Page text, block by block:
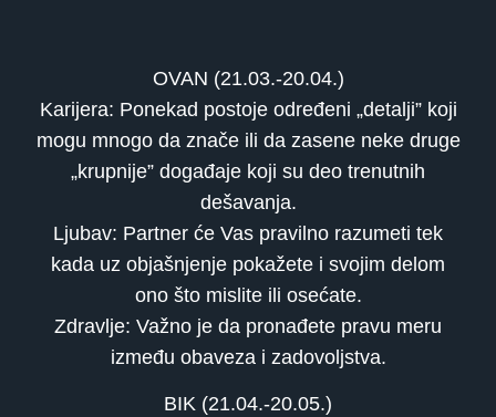
OVAN (21.03.-20.04.)
Karijera: Ponekad postoje određeni „detalji” koji
mogu mnogo da znače ili da zasene neke druge
„krupnije” događaje koji su deo trenutnih
dešavanja.
Ljubav: Partner će Vas pravilno razumeti tek
kada uz objašnjenje pokažete i svojim delom
ono što mislite ili osećate.
Zdravlje: Važno je da pronađete pravu meru
između obaveza i zadovoljstva.
BIK (21.04.-20.05.)